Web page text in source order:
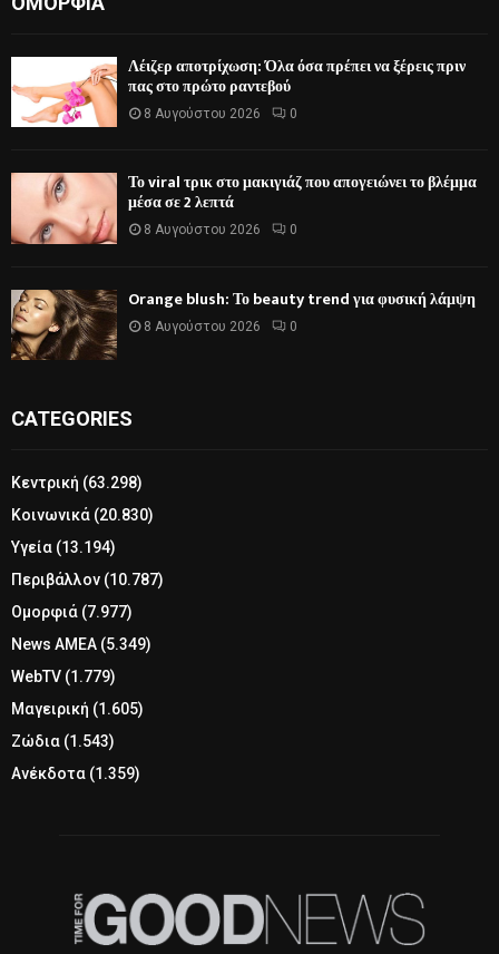
Λέιζερ αποτρίχωση: Όλα όσα πρέπει να ξέρεις πριν
πας στο πρώτο ραντεβού
8 Αυγούστου 2026 0
Το viral τρικ στο μακιγιάζ που απογειώνει το βλέμμα
μέσα σε 2 λεπτά
8 Αυγούστου 2026 0
Orange blush: Το beauty trend για φυσική λάμψη
8 Αυγούστου 2026 0
CATEGORIES
Κεντρική (63.298)
Κοινωνικά (20.830)
Υγεία (13.194)
Περιβάλλον (10.787)
Ομορφιά (7.977)
News ΑΜΕΑ (5.349)
WebTV (1.779)
Μαγειρική (1.605)
Ζώδια (1.543)
Ανέκδοτα (1.359)